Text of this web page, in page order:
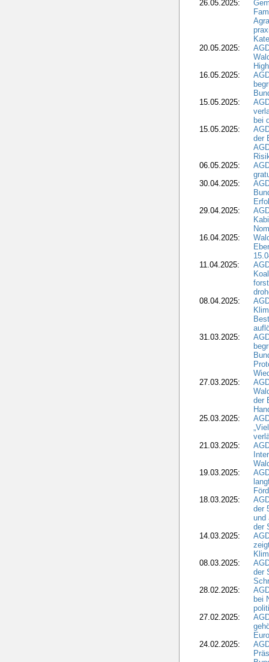
26.05.2025:
20.05.2025:
16.05.2025:
15.05.2025:
bei
15.05.2025:
der
06.05.2025:
30.04.2025:
29.04.2025:
16.04.2025:
11.04.2025:
08.04.2025:
31.03.2025:
27.03.2025:
der
25.03.2025:
21.03.2025:
19.03.2025:
18.03.2025:
der
und
der
14.03.2025:
08.03.2025:
der
28.02.2025:
bei
27.02.2025:
24.02.2025: